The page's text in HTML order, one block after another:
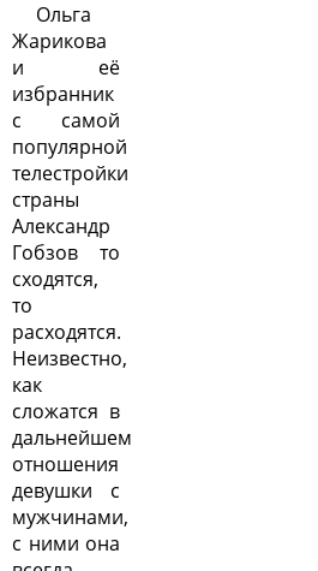
Ольга
Жарикова
и её
избранник
с самой
популярной
телестройки
страны
Александр
Гобзов то
сходятся,
то
расходятся.
Неизвестно,
как
сложатся в
дальнейшем
отношения
девушки с
мужчинами,
с ними она